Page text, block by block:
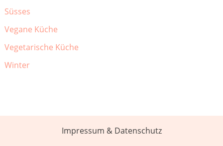
Süsses
Vegane Küche
Vegetarische Küche
Winter
Impressum & Datenschutz